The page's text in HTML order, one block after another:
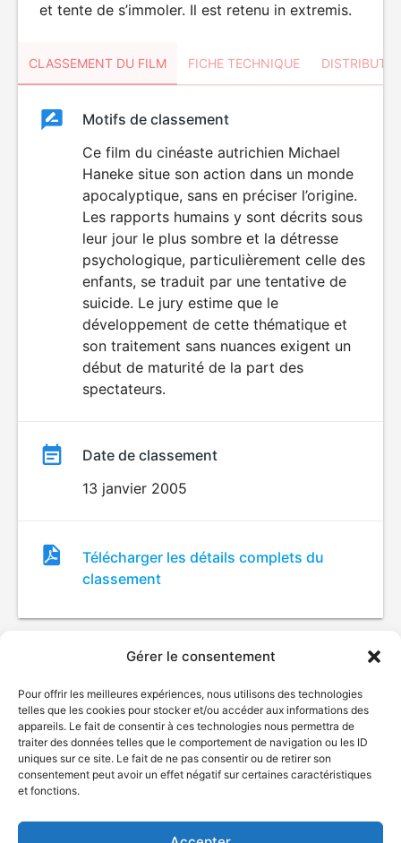
Gérer le consentement
Pour offrir les meilleures expériences, nous utilisons des technologies
telles que les cookies pour stocker et/ou accéder aux informations des
appareils. Le fait de consentir à ces technologies nous permettra de
traiter des données telles que le comportement de navigation ou les ID
uniques sur ce site. Le fait de ne pas consentir ou de retirer son
consentement peut avoir un effet négatif sur certaines caractéristiques
et fonctions.
et tente de s’immoler. Il est retenu in extremis.
CLASSEMENT DU FILM FICHE TECHNIQUE
ClassementClassement
Motifs de classement
Ce film du cinéaste autrichien Michael
Haneke situe son action dans un monde
apocalyptique, sans en préciser l’origine.
Les rapports humains y sont décrits sous
leur jour le plus sombre et la détresse
psychologique, particulièrement celle des
enfants, se traduit par une tentative de
suicide. Le jury estime que le
développement de cette thématique et
son traitement sans nuances exigent un
début de maturité de la part des
spectateurs.
Date de classement
13 janvier 2005
Fichier
de
classement
Télécharger les détails complets du
classement
© Gouvernement du Québec, 2026
Plan du site